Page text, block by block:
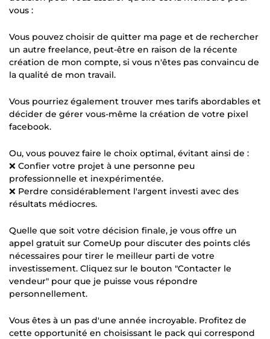
vous :
Vous pouvez choisir de quitter ma page et de rechercher
un autre freelance, peut-être en raison de la récente
création de mon compte, si vous n'êtes pas convaincu de
la qualité de mon travail.
Vous pourriez également trouver mes tarifs abordables et
décider de gérer vous-même la création de votre pixel
facebook.
Ou, vous pouvez faire le choix optimal, évitant ainsi de :
❌ Confier votre projet à une personne peu
professionnelle et inexpérimentée.
❌ Perdre considérablement l'argent investi avec des
résultats médiocres.
Quelle que soit votre décision finale, je vous offre un
appel gratuit sur ComeUp pour discuter des points clés
nécessaires pour tirer le meilleur parti de votre
investissement. Cliquez sur le bouton "Contacter le
vendeur" pour que je puisse vous répondre
personnellement.
Vous êtes à un pas d'une année incroyable. Profitez de
cette opportunité en choisissant le pack qui correspond